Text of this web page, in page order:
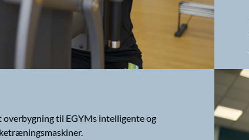
overbygning til EGYMs intelligente og